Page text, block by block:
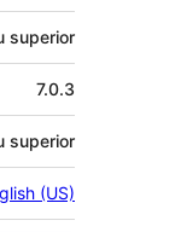
superior
7.0.3
superior
(US)